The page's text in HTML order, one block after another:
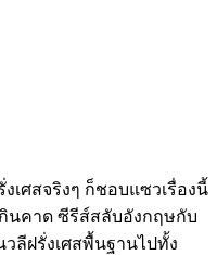
เศสจริงๆ ก็ชอบแซวเรื่องนี้
นคาด ซีรีส์สลับอังกฤษกับ
วลีฝรั่งเศสพื้นฐานไปทั้ง